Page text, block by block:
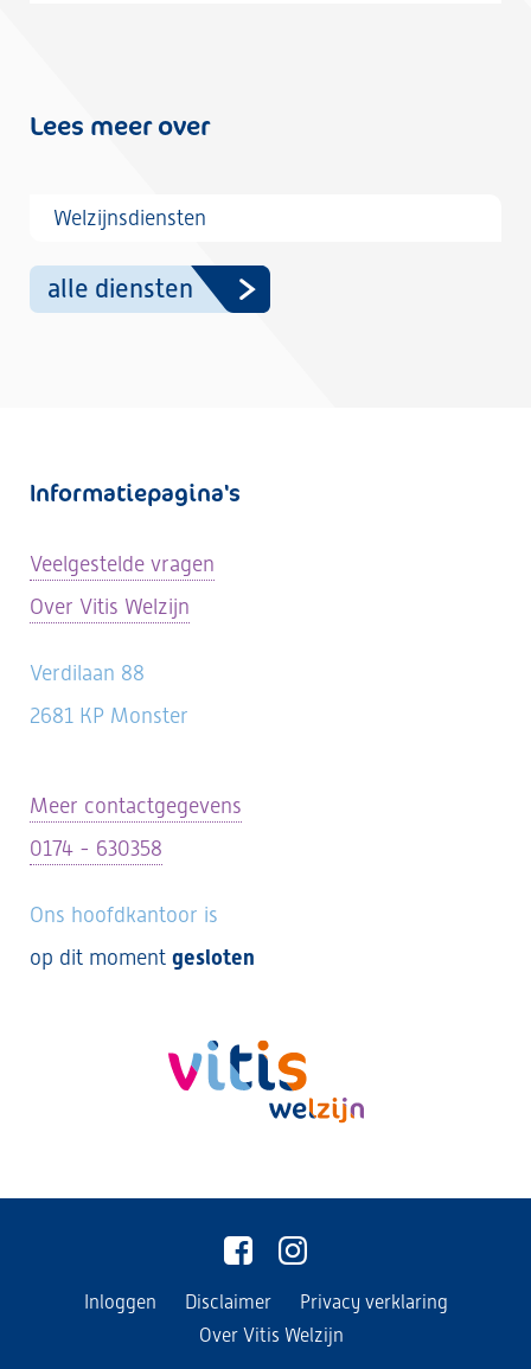
Lees meer over
Welzijnsdiensten
alle diensten
Informatiepagina's
Veelgestelde vragen
Over Vitis Welzijn
Verdilaan 88
2681 KP Monster
Meer contactgegevens
0174 - 630358
Ons hoofdkantoor is
op dit moment gesloten
Inloggen Disclaimer
Privacy verklaring
Over Vitis Welzijn